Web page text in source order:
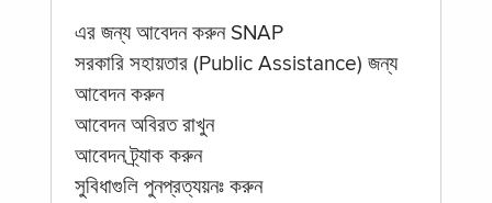
এর জন্য আবেদন করুন SNAP
সরকারি সহায়তার (Public Assistance) জন্য
আবেদন করুন
আবেদন অবিরত রাখুন
আবেদন ট্র্যাক করুন
সুবিধাগুলি পুনপ্রত্যয়নঃ করুন